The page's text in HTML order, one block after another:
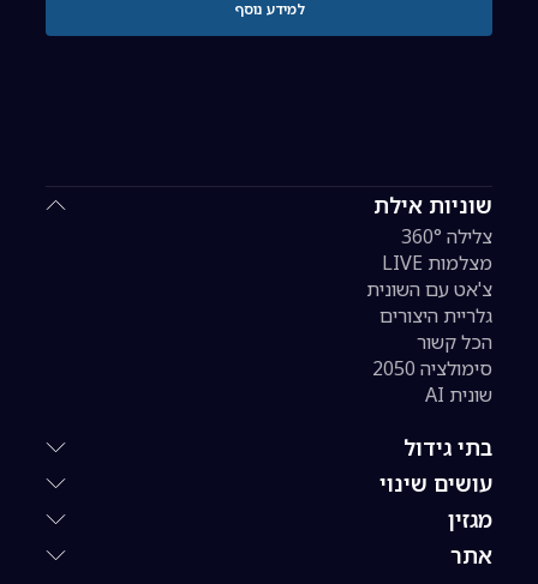
שוניות אילת
צלילה 360°
מצלמות LIVE
צ'אט עם השונית
גלריית היצורים
הכל קשור
סימולציה 2050
שונית AI
בתי גידול
עושים שינוי
מגזין
אתר
למידע נוסף